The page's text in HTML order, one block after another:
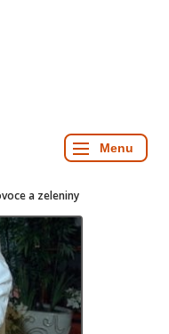
a zeleniny